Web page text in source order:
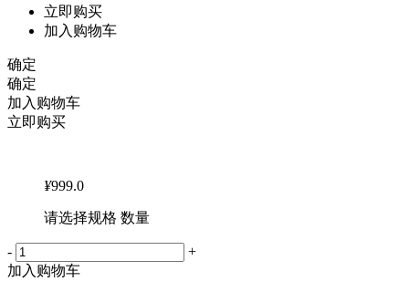
立即购买
加入购物车
确定
确定
加入购物车
立即购买
¥999.0
请选择规格 数量
-
+
加入购物车